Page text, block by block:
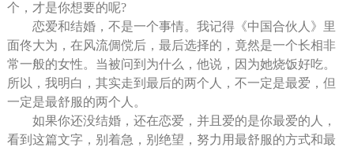
个，才是你想要的呢?
恋爱和结婚，不是一个事情。我记得《中国合伙人》里
面佟大为，在风流倜傥后，最后选择的，竟然是一个长相非
常一般的女性。当被问到为什么，他说，因为她烧饭好吃。
所以，我明白，其实走到最后的两个人，不一定是最爱，但
一定是最舒服的两个人。
如果你还没结婚，还在恋爱，并且爱的是你最爱的人，
看到这篇文字，别着急，别绝望，努力用最舒服的方式和最